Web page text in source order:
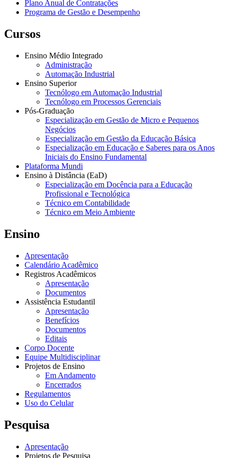
Plano Anual de Contratações
Programa de Gestão e Desempenho
Cursos
Ensino Médio Integrado
Administração
Automação Industrial
Ensino Superior
Tecnólogo em Automação Industrial
Tecnólogo em Processos Gerenciais
Pós-Graduação
Especialização em Gestão de Micro e Pequenos
Negócios
Especialização em Gestão da Educação Básica
Especialização em Educação e Saberes para os Anos
Iniciais do Ensino Fundamental
Plataforma Mundi
Ensino à Distância (EaD)
Especialização em Docência para a Educação
Profissional e Tecnológica
Técnico em Contabilidade
Técnico em Meio Ambiente
Ensino
Apresentação
Calendário Acadêmico
Registros Acadêmicos
Apresentação
Documentos
Assistência Estudantil
Apresentação
Benefícios
Documentos
Editais
Corpo Docente
Equipe Multidisciplinar
Projetos de Ensino
Em Andamento
Encerrados
Regulamentos
Uso do Celular
Pesquisa
Apresentação
Projetos de Pesquisa